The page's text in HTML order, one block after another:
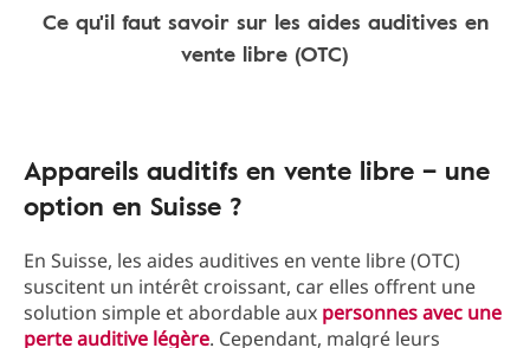
Ce qu'il faut savoir sur les aides auditives en
vente libre (OTC)
Appareils auditifs en vente libre – une
option en Suisse ?
En Suisse, les aides auditives en vente libre (OTC)
suscitent un intérêt croissant, car elles offrent une
solution simple et abordable aux personnes avec une
perte auditive légère. Cependant, malgré leurs